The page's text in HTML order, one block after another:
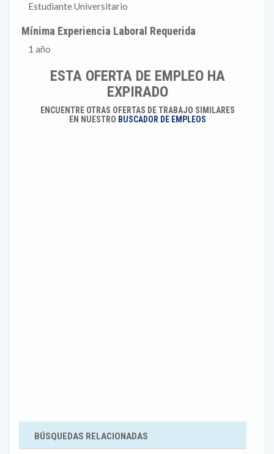
Estudiante Universitario
Mínima Experiencia Laboral Requerida
1 año
ESTA OFERTA DE EMPLEO HA
EXPIRADO
ENCUENTRE OTRAS OFERTAS DE TRABAJO SIMILARES
EN NUESTRO BUSCADOR DE EMPLEOS
BÚSQUEDAS RELACIONADAS